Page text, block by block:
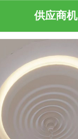
供应商机